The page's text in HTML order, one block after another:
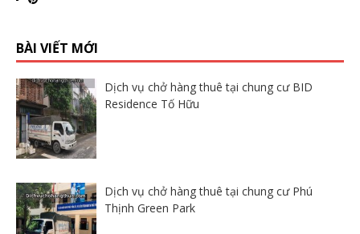
BÀI VIẾT MỚI
Dịch vụ chở hàng thuê tại chung cư BID
Residence Tố Hữu
Dịch vụ chở hàng thuê tại chung cư Phú
Thịnh Green Park